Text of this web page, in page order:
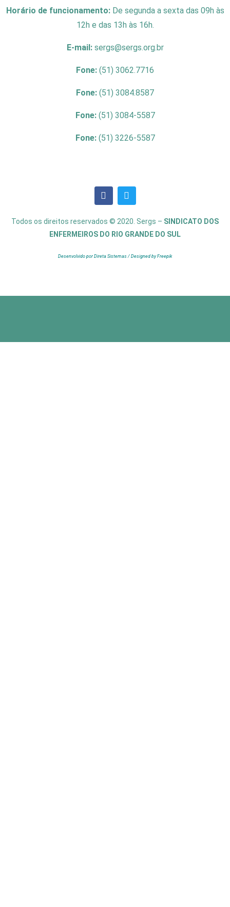
Horário de funcionamento: De segunda a sexta das 09h às
12h e das 13h às 16h.
E-mail: sergs@sergs.org.br
Fone: (51) 3062.7716
Fone: (51) 3084.8587
Fone: (51) 3084-5587
Fone: (51) 3226-5587
Todos os direitos reservados © 2020. Sergs – SINDICATO DOS
ENFERMEIROS DO RIO GRANDE DO SUL
Desenvolvido por Direta Sistemas / Designed by Freepik